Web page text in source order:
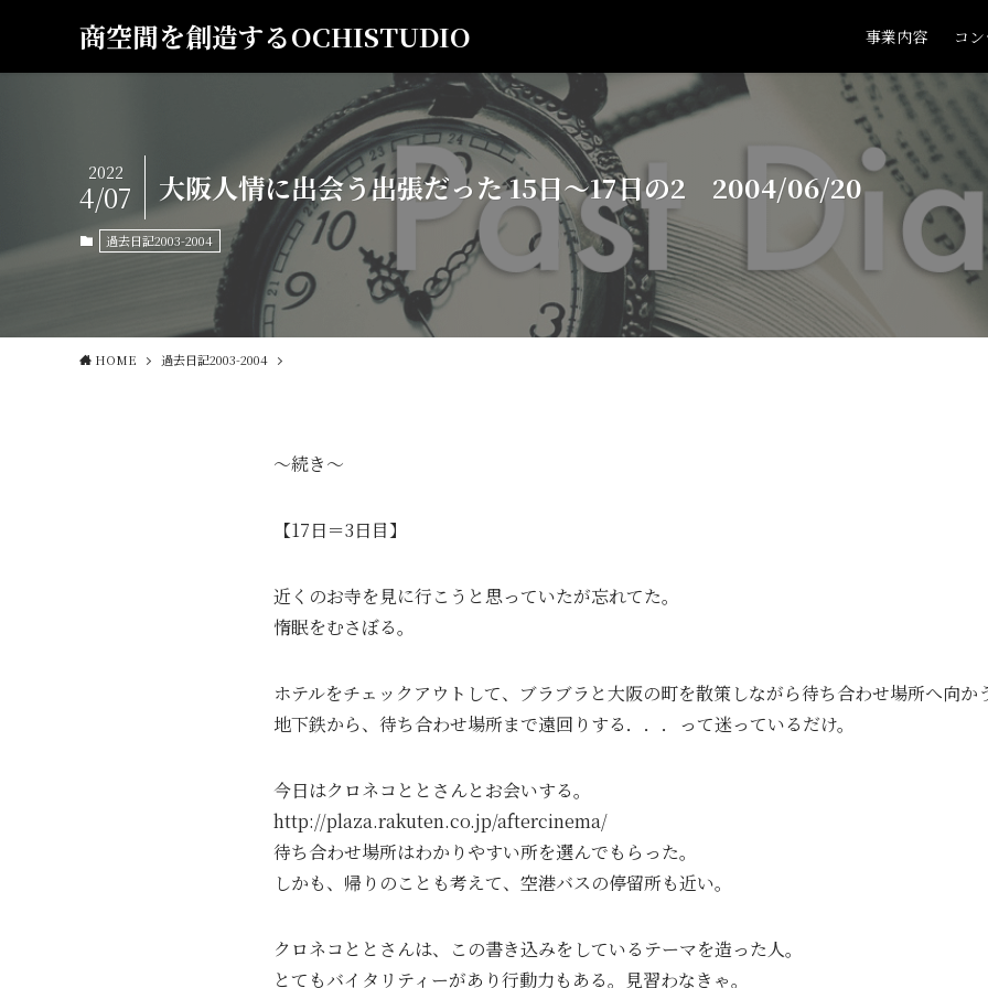
商空間を創造するOCHISTUDIO 事業内容 コ
大阪人情に出会う出張だった 15日～17日の2 2004/06/20
2022
4/07
過去日記2003-2004
HOME 過去日記2003-2004
～続き～
【17日＝3日目】
近くのお寺を見に行こうと思っていたが忘れてた。
惰眠をむさぼる。
ホテルをチェックアウトして、ブラブラと大阪の町を散策しながら待ち合わせ場所へ向か
地下鉄から、待ち合わせ場所まで遠回りする．．．って迷っているだけ。
今日はクロネコととさんとお会いする。
http://plaza.rakuten.co.jp/aftercinema/
待ち合わせ場所はわかりやすい所を選んでもらった。
しかも、帰りのことも考えて、空港バスの停留所も近い。
クロネコととさんは、この書き込みをしているテーマを造った人。
とてもバイタリティーがあり行動力もある。見習わなきゃ。